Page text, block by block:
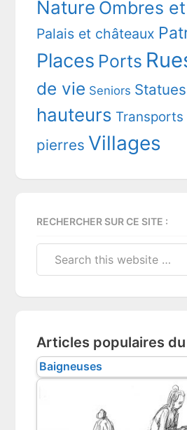
Nature Ombres
Palais et châteaux
Places Ports
de vie Seniors Statues
hauteurs Transports
pierres Villages
RECHERCHER SUR CE SITE :
Articles populaires
Baigneuses